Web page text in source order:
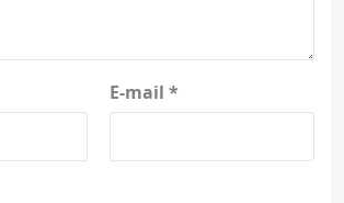
E-mail *